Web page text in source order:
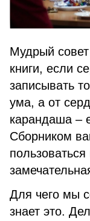
Мудрый совет
книги, если
записывать
ума, а от
карандаша –
Сборником
Для чего мы
знает это.